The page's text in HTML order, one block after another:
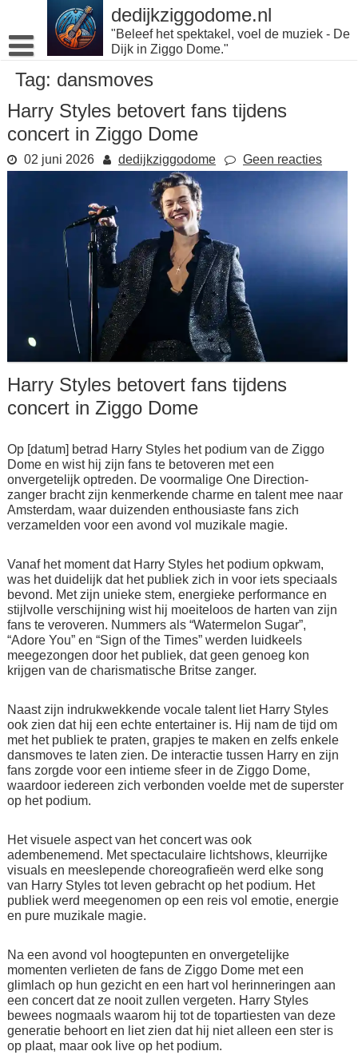
inhoud
gaan
dedijkziggodome.nl
"Beleef het spektakel, voel de muziek - De
Dijk in Ziggo Dome."
Tag: dansmoves
Harry Styles betovert fans tijdens
concert in Ziggo Dome
02 juni 2026 dedijkziggodome Geen reacties
Harry Styles betovert fans tijdens
concert in Ziggo Dome
Op [datum] betrad Harry Styles het podium van de Ziggo
Dome en wist hij zijn fans te betoveren met een
onvergetelijk optreden. De voormalige One Direction-
zanger bracht zijn kenmerkende charme en talent mee naar
Amsterdam, waar duizenden enthousiaste fans zich
verzamelden voor een avond vol muzikale magie.
Vanaf het moment dat Harry Styles het podium opkwam,
was het duidelijk dat het publiek zich in voor iets speciaals
bevond. Met zijn unieke stem, energieke performance en
stijlvolle verschijning wist hij moeiteloos de harten van zijn
fans te veroveren. Nummers als “Watermelon Sugar”,
“Adore You” en “Sign of the Times” werden luidkeels
meegezongen door het publiek, dat geen genoeg kon
krijgen van de charismatische Britse zanger.
Naast zijn indrukwekkende vocale talent liet Harry Styles
ook zien dat hij een echte entertainer is. Hij nam de tijd om
met het publiek te praten, grapjes te maken en zelfs enkele
dansmoves te laten zien. De interactie tussen Harry en zijn
fans zorgde voor een intieme sfeer in de Ziggo Dome,
waardoor iedereen zich verbonden voelde met de superster
op het podium.
Het visuele aspect van het concert was ook
adembenemend. Met spectaculaire lichtshows, kleurrijke
visuals en meeslepende choreografieën werd elke song
van Harry Styles tot leven gebracht op het podium. Het
publiek werd meegenomen op een reis vol emotie, energie
en pure muzikale magie.
Na een avond vol hoogtepunten en onvergetelijke
momenten verlieten de fans de Ziggo Dome met een
glimlach op hun gezicht en een hart vol herinneringen aan
een concert dat ze nooit zullen vergeten. Harry Styles
bewees nogmaals waarom hij tot de topartiesten van deze
generatie behoort en liet zien dat hij niet alleen een ster is
op plaat, maar ook live op het podium.